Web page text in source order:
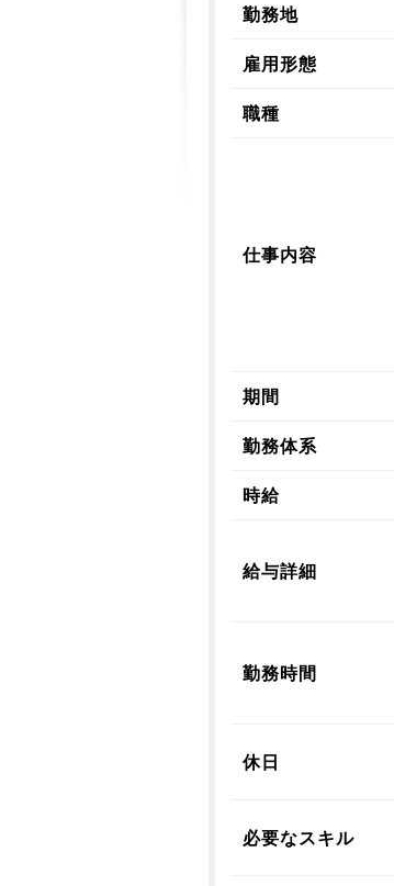
勤務地
雇用形態
職種
仕事内容
期間
勤務体系
時給
給与詳細
勤務時間
休日
必要なスキル